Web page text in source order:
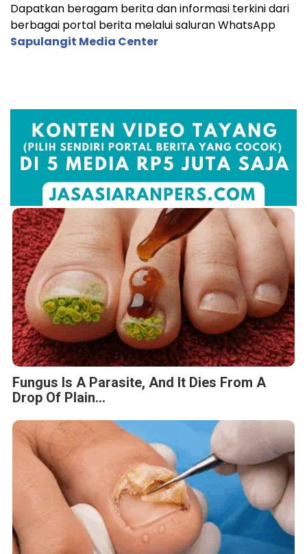
Dapatkan beragam berita dan informasi terkini dari
berbagai portal berita melalui saluran WhatsApp
Sapulangit Media Center
Fungus Is A Parasite, And It Dies From A
Drop Of Plain...